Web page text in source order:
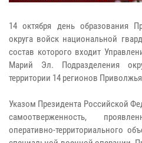
14 октября день образования
округа войск национальной
состав которого входит
Марий Эл. Подразделения
территории 14 регионов
Указом Президента Российской
самоотверженность,
оперативно-территориального